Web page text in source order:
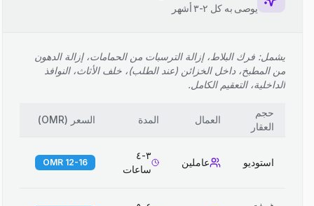
يوصى به كل ٢-٣ أشهر
يشمل: فرك البلاط، إزالة الترسبات من الحمامات، إزالة الدهون
من المطبخ، داخل الخزائن (عند الطلب)، خلف الأثاث، النوافذ
الداخلية، التعقيم الكامل.
حجم
العقار
العمال المدة السعر (
OMR
)
استوديو عاملين
٣-٤
ساعات
12-16 OMR